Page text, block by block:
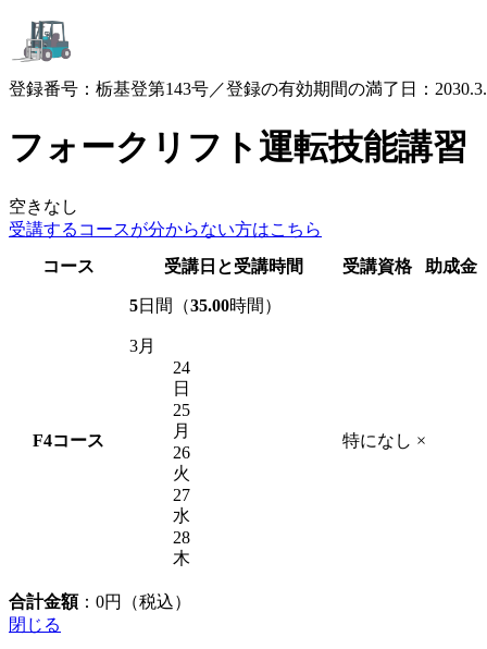
登録番号：栃基登第143号／登録の有効期間の満了日：
フォークリフト運転技能講習
空きなし
受講するコースが分からない方はこちら
コース
受講日と受講時間 受講資格 助成金
F4コース
5日間（35.00時間）
3月
24
日
25
月
26
火
27
水
28
木
特になし ×
合計金額： 0円（税込）
閉じる